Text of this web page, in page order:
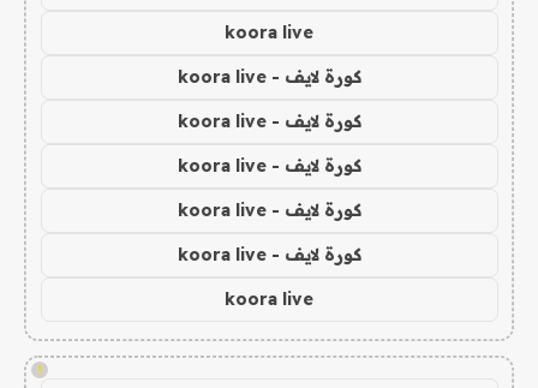
koora live
كورة لايف - koora live
كورة لايف - koora live
كورة لايف - koora live
كورة لايف - koora live
كورة لايف - koora live
koora live
!